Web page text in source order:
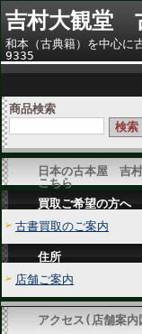
吉村大観堂
和本（古典籍）を中心
9335
商品検索
日本の古本屋 吉
こちら
買取ご希望の方へ
古書買取のご案内
住所
店舗ご案内
アクセス(店舗案内